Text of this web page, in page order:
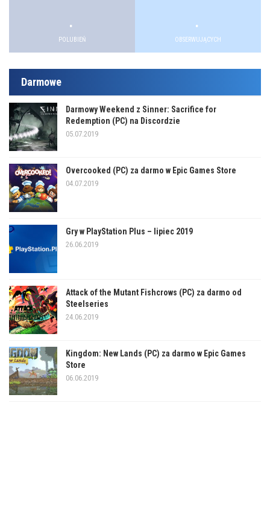
..
POLUBIEŃ
.
OBSERWUJĄCYCH
Darmowe
Darmowy Weekend z Sinner: Sacrifice for
Redemption (PC) na Discordzie
05.07.2019
Overcooked (PC) za darmo w Epic Games Store
04.07.2019
Gry w PlayStation Plus – lipiec 2019
26.06.2019
Attack of the Mutant Fishcrows (PC) za darmo od
Steelseries
24.06.2019
Kingdom: New Lands (PC) za darmo w Epic Games
Store
06.06.2019